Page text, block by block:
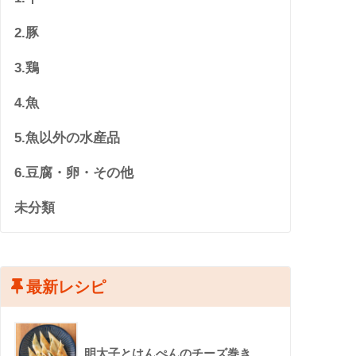
2.豚
3.鶏
4.魚
5.魚以外の水産品
6.豆腐・卵・その他
未分類
最新レシピ
明太子とはんぺんのチーズ巻き